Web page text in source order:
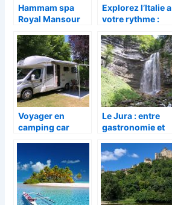
Hammam spa
Royal Mansour
l’evasion vers
votre equilibre
interieur
Explorez l’Italie a
votre rythme :
de vos reves
Voyager en
camping car
Le Jura : entre
gastronomie et